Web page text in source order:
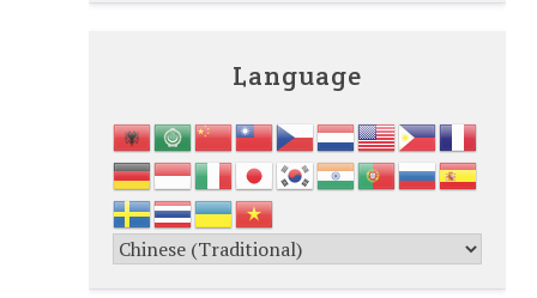
Language